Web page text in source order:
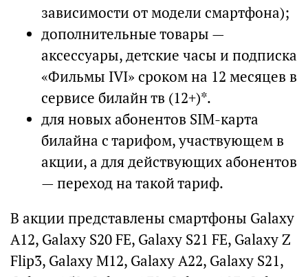
зависимости от модели смартфона);
дополнительные товары —
аксессуары, детские часы и подписка
«Фильмы IVI» сроком на 12 месяцев в
сервисе билайн тв (12+)*.
для новых абонентов SIM-карта
билайна с тарифом, участвующем в
акции, а для действующих абонентов
— переход на такой тариф.
В акции представлены смартфоны Galaxy
A12, Galaxy S20 FE, Galaxy S21 FE, Galaxy Z
Flip3, Galaxy M12, Galaxy A22, Galaxy S21,